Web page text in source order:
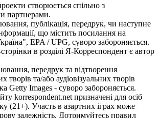
створюється спільно з
партнерами.
публікація, передрук, чи наступне
що містить посилання на
EPA / UPG, суворо забороняється.
в розділі Я-Корреспондент є автор
передрук та відтворення
творів та/або аудіовізуальних творів
Getty Images - суворо забороняється.
korrespondent.net призначені для осіб
(21+). Участь в азартних іграх може
залежність. Дотримуйтесь правил